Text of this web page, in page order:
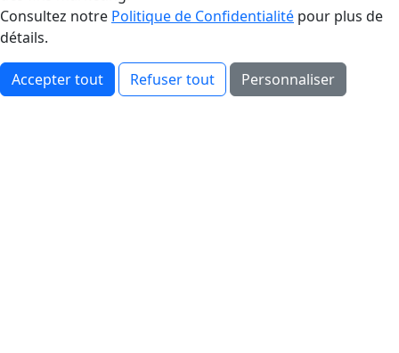
Consultez notre Politique de Confidentialité pour plus de
détails.
Accepter tout Refuser tout Personnaliser